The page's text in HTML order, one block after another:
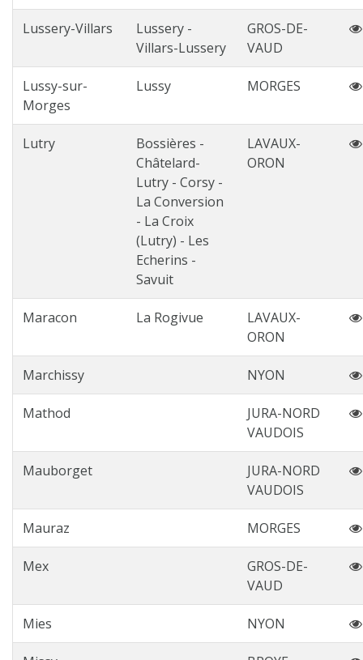
Lussery-Villars
Lussery -
Villars-Lussery
GROS-DE-
VAUD
Lussy-sur-
Morges
Lussy MORGES
Lutry
Bossières -
Châtelard-
Lutry - Corsy -
La Conversion
- La Croix
(Lutry) - Les
Echerins -
Savuit
LAVAUX-
ORON
Maracon La Rogivue
LAVAUX-
ORON
Marchissy NYON
Mathod
JURA-NORD
VAUDOIS
Mauborget
JURA-NORD
VAUDOIS
Mauraz MORGES
Mex
GROS-DE-
VAUD
Mies NYON